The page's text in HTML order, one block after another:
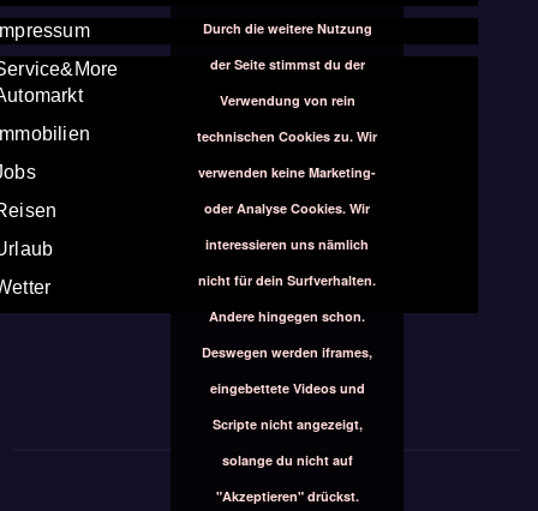
Durch die weitere Nutzung
der Seite stimmst du der
Verwendung von rein
technischen Cookies zu. Wir
verwenden keine Marketing-
oder Analyse Cookies. Wir
interessieren uns nämlich
nicht für dein Surfverhalten.
Andere hingegen schon.
Deswegen werden iframes,
eingebettete Videos und
Scripte nicht angezeigt,
solange du nicht auf
"Akzeptieren" drückst.